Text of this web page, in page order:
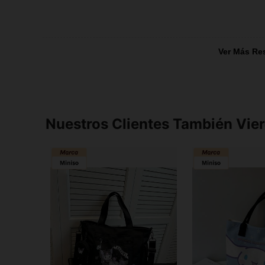
Ver Más
Nuestros Clientes También